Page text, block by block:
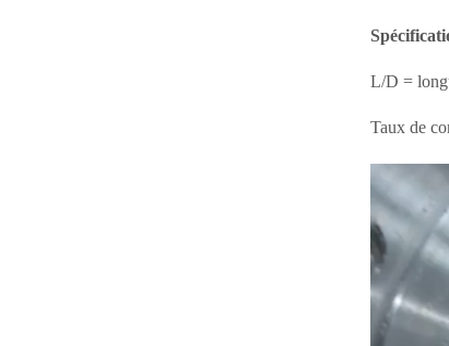
L/D =
Taux de